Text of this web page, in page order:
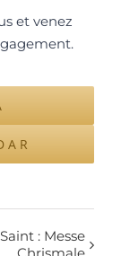
et venez
: Messe